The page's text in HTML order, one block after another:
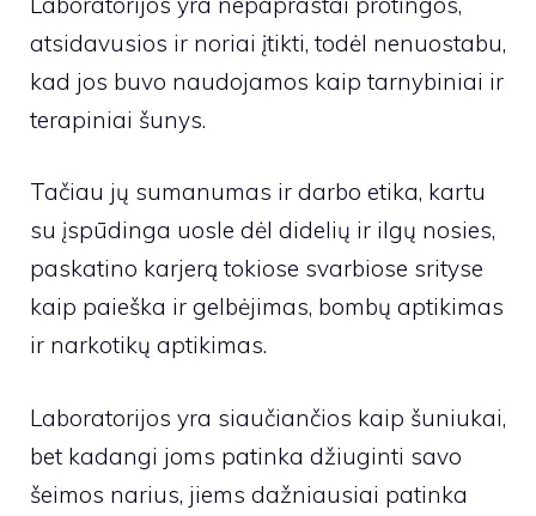
atsidavusios ir noriai įtikti, todėl nenuostabu,
kad jos buvo naudojamos kaip tarnybiniai ir
terapiniai šunys.
Tačiau jų sumanumas ir darbo etika, kartu
su įspūdinga uosle dėl didelių ir ilgų nosies,
paskatino karjerą tokiose svarbiose srityse
kaip paieška ir gelbėjimas, bombų aptikimas
ir narkotikų aptikimas.
Laboratorijos yra siaučiančios kaip šuniukai,
bet kadangi joms patinka džiuginti savo
šeimos narius, jiems dažniausiai patinka